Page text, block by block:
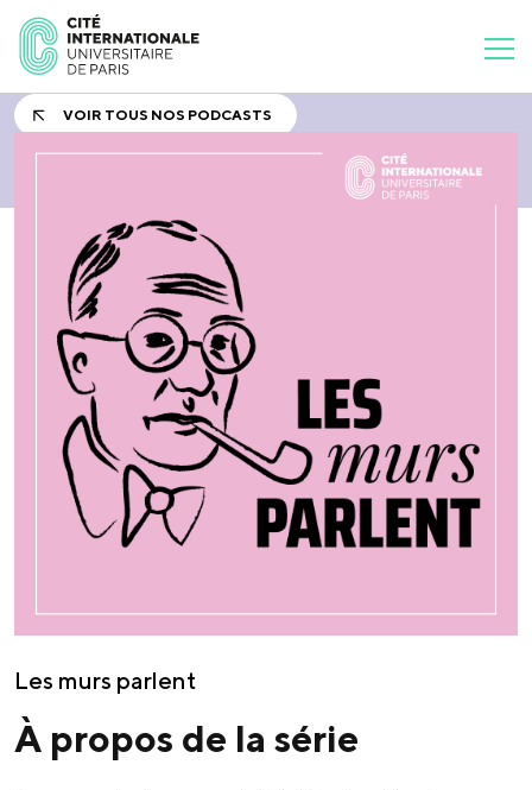
VOIR TOUS NOS PODCASTS
Les murs parlent
À propos de la série